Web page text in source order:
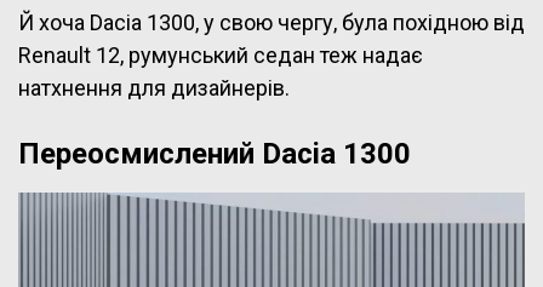
Й хоча Dacia 1300, у свою чергу, була похідною від
Renault 12, румунський седан теж надає
натхнення для дизайнерів.
Переосмислений Dacia 1300